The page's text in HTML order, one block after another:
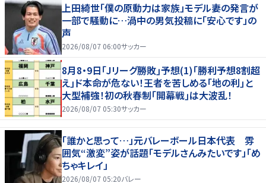
上田綺世「僕の原動力は家族」モデル妻の発言が
一部で騒動に…渦中の男気投稿に「安心です」の
声
2026/08/07 06:00サッカー
8月8・9日｢Jリーグ勝敗｣予想(1)｢勝利予想8割超
え｣ド本命が危ない！王者を苦しめる｢地の利｣と
大型補強！初の秋春制｢開幕戦｣は大波乱！
2026/08/07 05:30サッカー
「誰かと思って…」元バレーボール日本代表 雰
囲気“激変”姿が話題「モデルさんみたいです」「め
ちゃキレイ」
2026/08/07 05:20バレー